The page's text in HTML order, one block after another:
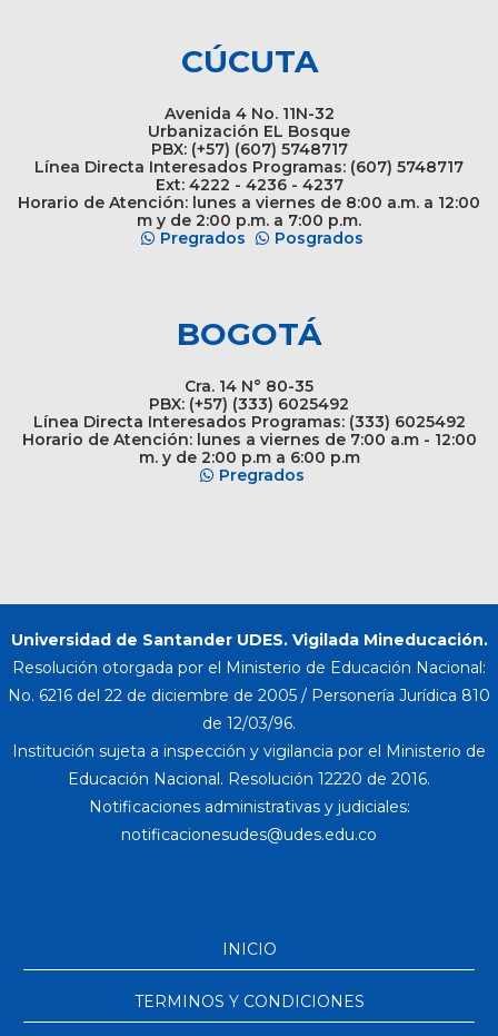
CÚCUTA
Avenida 4 No. 11N-32
Urbanización EL Bosque
PBX: (+57) (607) 5748717
Línea Directa Interesados Programas: (607) 5748717
Ext: 4222 - 4236 - 4237
Horario de Atención: lunes a viernes de 8:00 a.m. a 12:00
m y de 2:00 p.m. a 7:00 p.m.
Pregrados
Posgrados
BOGOTÁ
Cra. 14 N° 80-35
PBX: (+57) (333) 6025492
Línea Directa Interesados Programas: (333) 6025492
Horario de Atención: lunes a viernes de 7:00 a.m - 12:00
m. y de 2:00 p.m a 6:00 p.m
Pregrados
Universidad de Santander UDES. Vigilada Mineducación.
Resolución otorgada por el Ministerio de Educación Nacional:
No. 6216 del 22 de diciembre de 2005 / Personería Jurídica 810
de 12/03/96.
Institución sujeta a inspección y vigilancia por el Ministerio de
Educación Nacional. Resolución 12220 de 2016.
Notificaciones administrativas y judiciales:
INICIO
TERMINOS Y CONDICIONES